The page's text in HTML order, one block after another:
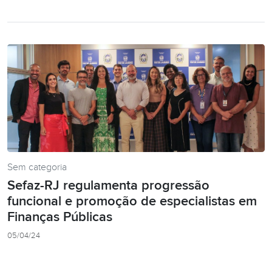
Sem categoria
Sefaz-RJ regulamenta progressão
funcional e promoção de especialistas em
Finanças Públicas
05/04/24